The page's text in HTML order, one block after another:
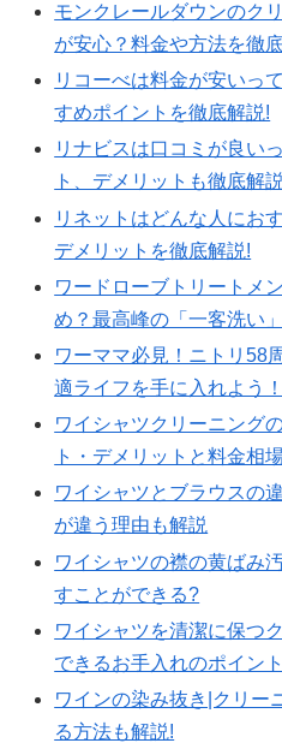
モンクレールダウンのク
が安心？料金や方法を徹
リコーべは料金が安いっ
すめポイントを徹底解説!
リナビスは口コミが良い
ト、デメリットも徹底解説
リネットはどんな人にお
デメリットを徹底解説!
ワードローブトリートメ
め？最高峰の「一客洗い
ワーママ必見！ニトリ58
適ライフを手に入れよう！
ワイシャツクリーニング
ト・デメリットと料金相
ワイシャツとブラウスの
が違う理由も解説
ワイシャツの襟の黄ばみ
すことができる?
ワイシャツを清潔に保つ
できるお手入れのポイント
ワインの染み抜き|クリー
る方法も解説!